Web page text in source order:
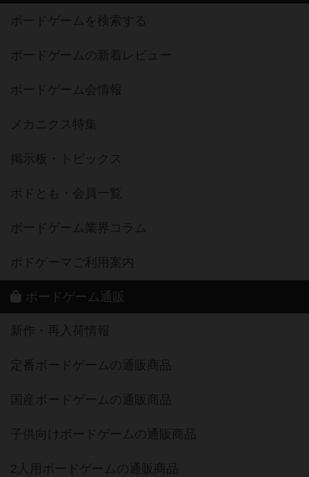
ボードゲームを検索する
ボードゲームの新着レビュー
ボードゲーム会情報
メカニクス特集
掲示板・トピックス
ボドとも・会員一覧
ボードゲーム業界コラム
ボドゲーマご利用案内
ボードゲーム通販
新作・再入荷情報
定番ボードゲームの通販商品
国産ボードゲームの通販商品
子供向けボードゲームの通販商品
2人用ボードゲームの通販商品